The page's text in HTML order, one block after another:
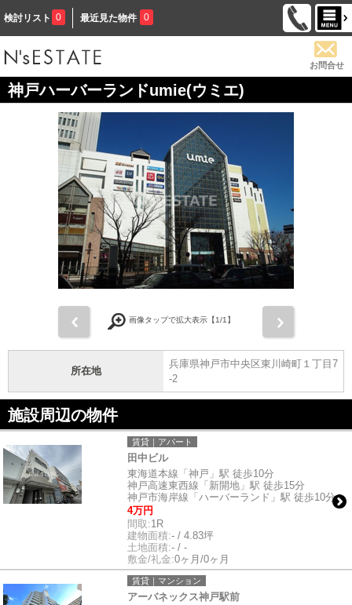
検討リスト 0 最近見た物件 0
お問合せ
神戸ハーバーランドumie(ウミエ)
画像タップで拡大表示【1/1】
所在地
兵庫県神戸市中央区東川崎町１丁目7
-2
施設周辺の物件
賃貸｜アパート
田中ビル
東海道本線「神戸」駅 徒歩10分
神戸高速東西線「新開地」駅 徒歩15分
神戸市海岸線「ハーバーランド」駅 徒歩10分
4万円
間取:1R
建物面積:- / 4.83坪
土地面積:- / -
敷金/礼金:0ヶ月/0ヶ月
賃貸｜マンション
アーバネックス神戸駅前